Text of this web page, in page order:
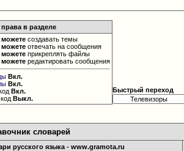
в разделе
можете создавать темы
можете отвечать на сообщения
можете прикреплять файлы
можете редактировать сообщения
Вкл.
Вкл.
Вкл.
кодВыкл.
Быстрый переход
словарей
русского языка - www.gramota.ru